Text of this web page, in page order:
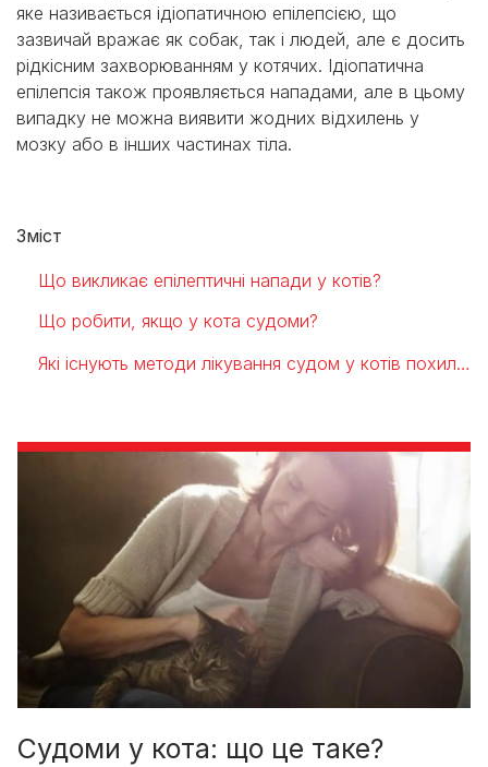
яке називається ідіопатичною епілепсією, що
зазвичай вражає як собак, так і людей, але є досить
рідкісним захворюванням у котячих. Ідіопатична
епілепсія також проявляється нападами, але в цьому
випадку не можна виявити жодних відхилень у
мозку або в інших частинах тіла.
Зміст
Що викликає епілептичні напади у котів?
Що робити, якщо у кота судоми?
Які існують методи лікування судом у котів похилого віку?
Судоми у кота: що це таке?